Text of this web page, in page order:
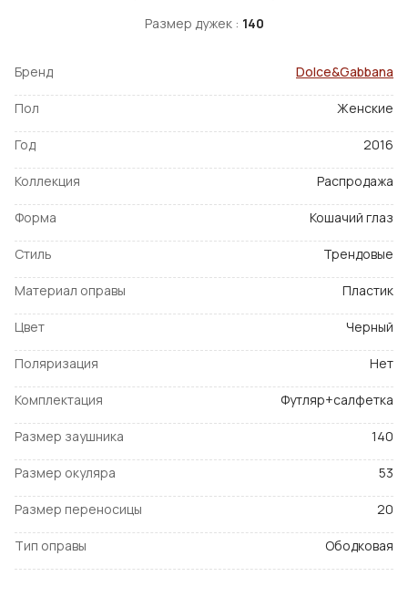
Размер дужек : 140
Бренд Dolce&Gabbana
Пол Женские
Год 2016
Коллекция Распродажа
Форма Кошачий глаз
Стиль Трендовые
Материал оправы Пластик
Цвет Черный
Поляризация Нет
Комплектация Футляр+салфетка
Размер заушника 140
Размер окуляра 53
Размер переносицы 20
Тип оправы Ободковая